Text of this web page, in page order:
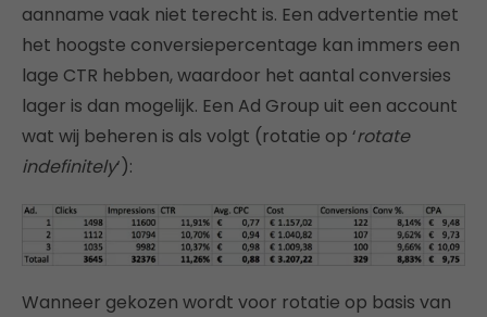
aanname vaak niet terecht is. Een advertentie met
het hoogste conversiepercentage kan immers een
lage CTR hebben, waardoor het aantal conversies
lager is dan mogelijk. Een Ad Group uit een account
wat wij beheren is als volgt (rotatie op ‘rotate
indefinitely‘):
Wanneer gekozen wordt voor rotatie op basis van